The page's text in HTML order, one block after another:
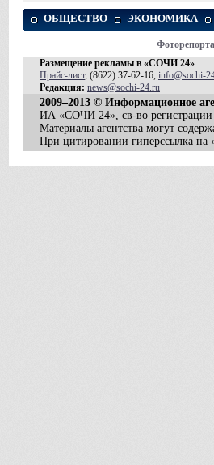
ОБЩЕСТВО ЭКОНОМИКА
Размещение рекламы в «СОЧИ 24»
Прайс-лист, (8622) 37-62-16, info@sochi-
Редакция: news@sochi-24.ru
2009–2013 © Информационное
ИА «СОЧИ 24», св-во
Материалы агентства могут
При цитировании гиперссылка на